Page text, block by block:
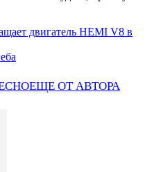
двигатель HEMI V8 в
ЕЩЕ ОТ АВТОРА